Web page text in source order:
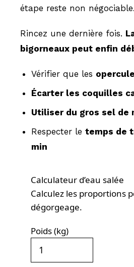
étape reste non négociable.
Rincez une dernière fois.
bigorneaux peut enfin
Vérifier que les
Écarter les coquilles
Utiliser du gros sel de
Respecter le temps de
min
Calculateur d’eau salée
Calculez les proportions
dégorgeage.
Poids (kg)